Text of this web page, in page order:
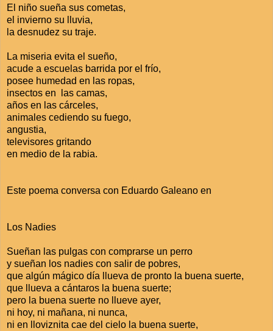
El niño sueña sus cometas,
el invierno su lluvia,
la desnudez su traje.
La miseria evita el sueño,
acude a escuelas barrida por el frío,
posee humedad en las ropas,
insectos en las camas,
años en las cárceles,
animales cediendo su fuego,
angustia,
televisores gritando
en medio de la rabia.
Este poema conversa con Eduardo Galeano en
Los Nadies
Sueñan las pulgas con comprarse un perro
y sueñan los nadies con salir de pobres,
que algún mágico día llueva de pronto la buena suerte,
que llueva a cántaros la buena suerte;
pero la buena suerte no llueve ayer,
ni hoy, ni mañana, ni nunca,
ni en lloviznita cae del cielo la buena suerte,